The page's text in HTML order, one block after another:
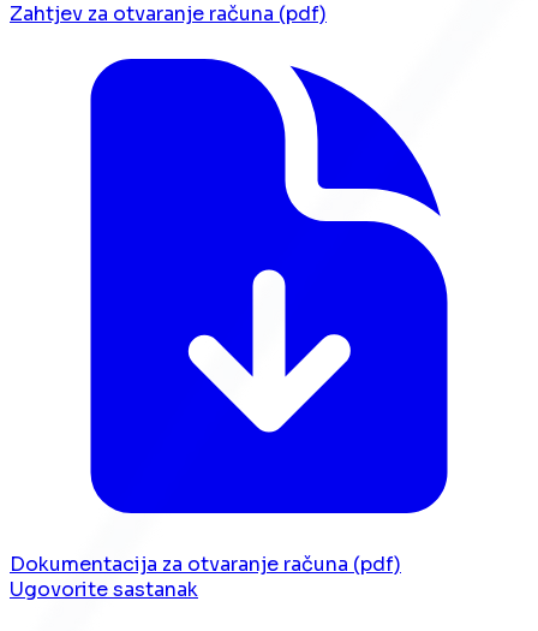
Zahtjev za otvaranje računa (pdf)
Dokumentacija za otvaranje računa (pdf)
Ugovorite sastanak